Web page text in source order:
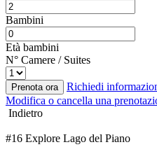
Bambini
Età bambini
N° Camere / Suites
Prenota ora
Richiedi
Modifica o cancella una
Indietro
#16 Explore Lago del Piano